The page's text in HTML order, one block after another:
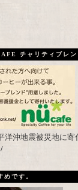
チャリティブレン
洋沖地震被災地に寄
です。